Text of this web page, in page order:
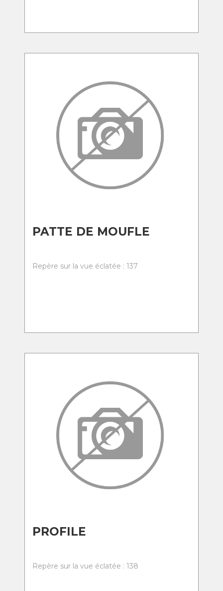
PATTE DE MOUFLE
Repère sur la vue éclatée : 137
PROFILE
Repère sur la vue éclatée : 138